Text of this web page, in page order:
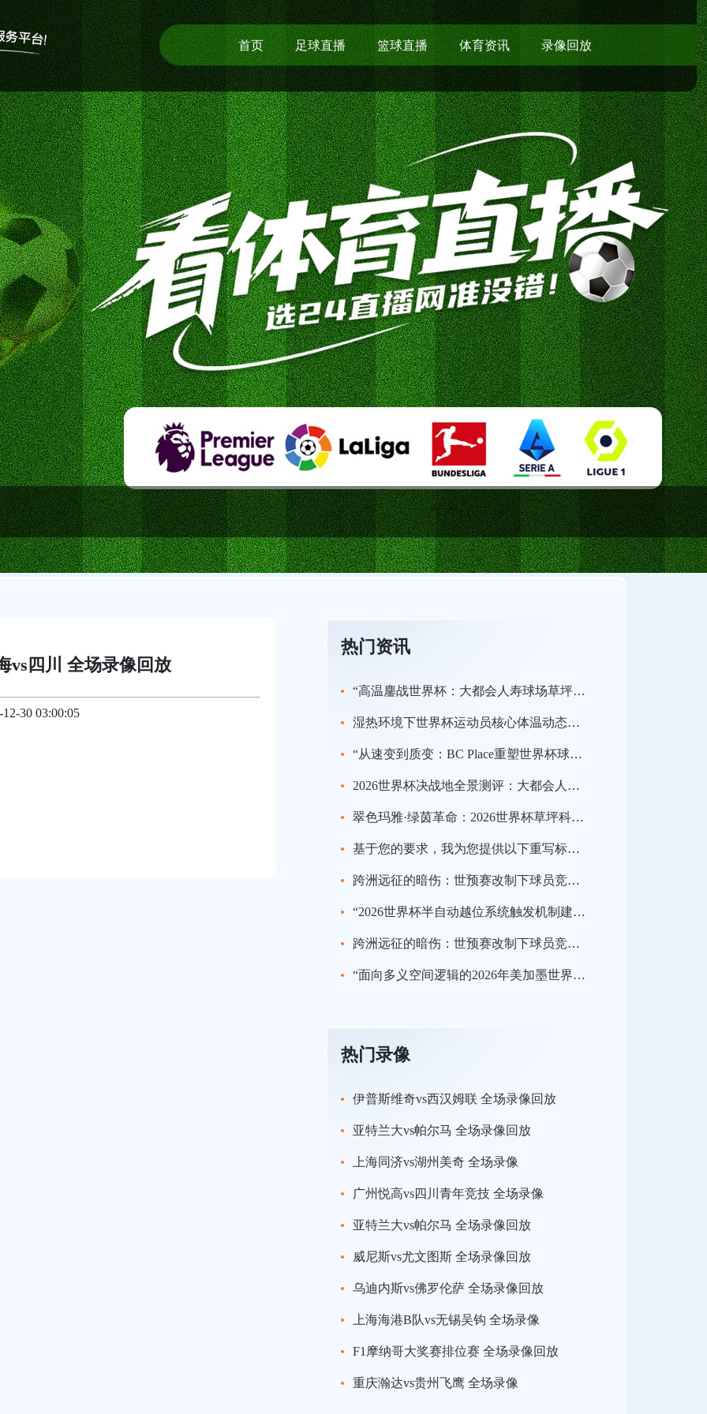
首页 足球直播 篮球直播 体育资讯 录像回放
vs四川 全场录像回放
12-30 03:00:05
热门资讯
“高温鏖战世界杯：大都会人寿球场草坪系统极限挑战与养护策略”
湿热环境下世界杯运动员核心体温动态追踪与热应激实时预警系统构建
“从速变到质变：BC Place重塑世界杯球场新法则”
2026世界杯决战地全景测评：大都会人寿球场视角分级与沉浸观赛指南
翠色玛雅·绿茵革命：2026世界杯草坪科技的迭代与突破
基于您的要求，我为您提供以下重写标题：<br /> <br /> **2026世界杯北美空域动态协调机制：跨区航路弹性管理与区域交通网络协同效能分析**
跨洲远征的暗伤：世预赛改制下球员竞技曲线的系统性断裂
“2026世界杯半自动越位系统触发机制建模：基于104场赛事数据的判罚效能解析”
跨洲远征的暗伤：世预赛改制下球员竞技曲线的系统性断裂
“面向多义空间逻辑的2026年美加墨世界杯场馆更衣室流线重构策略研究”
热门录像
伊普斯维奇vs西汉姆联 全场录像回放
亚特兰大vs帕尔马 全场录像回放
上海同济vs湖州美奇 全场录像
广州悦高vs四川青年竞技 全场录像
亚特兰大vs帕尔马 全场录像回放
威尼斯vs尤文图斯 全场录像回放
乌迪内斯vs佛罗伦萨 全场录像回放
上海海港B队vs无锡吴钩 全场录像
F1摩纳哥大奖赛排位赛 全场录像回放
重庆瀚达vs贵州飞鹰 全场录像